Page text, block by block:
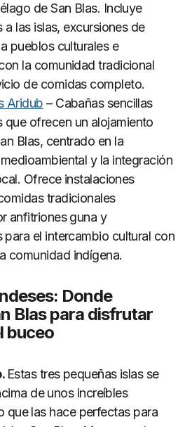
de San Blas. Incluye
a las islas, excursiones de
pueblos culturales e
la comunidad tradicional
de comidas completo.
Aridub – Cabañas sencillas
que ofrecen un alojamiento
Blas, centrado en la
y la integración
Ofrece instalaciones
tradicionales
anfitriones guna y
para el intercambio cultural con
comunidad indígena.
Donde
Blas para disfrutar
buceo
Estas tres pequeñas islas se
de unos increíbles
que las hace perfectas para